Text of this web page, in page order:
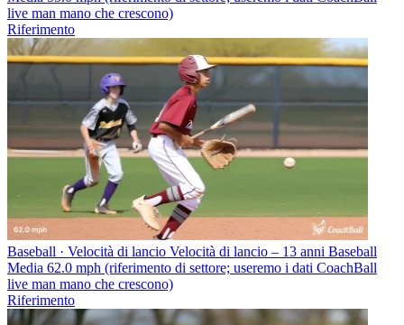
live man mano che crescono)
Riferimento
Baseball · Velocità di lancio Velocità di lancio – 13 anni Baseball
Media 62.0 mph (riferimento di settore; useremo i dati CoachBall
live man mano che crescono)
Riferimento